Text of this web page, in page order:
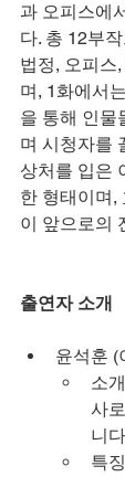
과 오피스에
다. 총 12부
법정, 오피스
며, 1화에서
을 통해 인물
며 시청자를
상처를 입은
한 형태이며,
이 앞으로의
출연자 소개
윤석훈 (
소
사
니
특